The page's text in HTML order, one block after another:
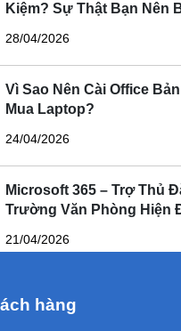
Kiệm? Sự Thật Bạn Nên
28/04/2026
Vì Sao Nên Cài Office
Mua Laptop?
24/04/2026
Microsoft 365 – Trợ Thủ
Trường Văn Phòng Hiện
21/04/2026
hàng